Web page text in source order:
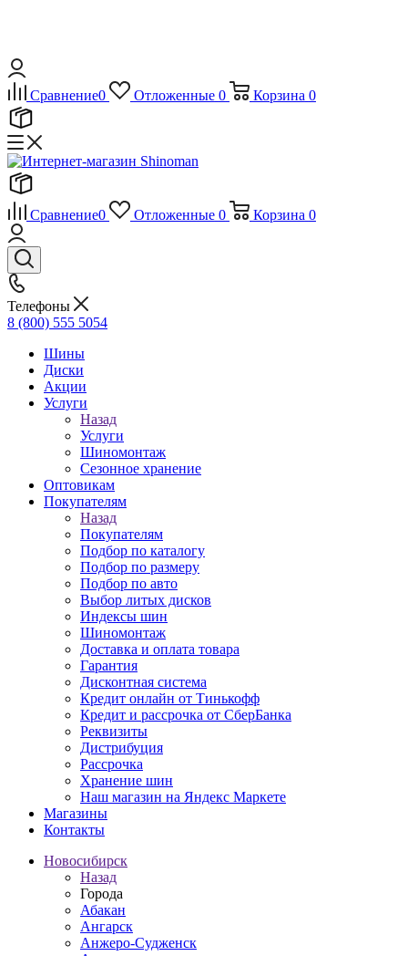
Сравнение0 Отложенные 0 Корзина 0
Сравнение0 Отложенные 0 Корзина 0
Телефоны
8 (800) 555 5054
Шины
Диски
Акции
Услуги
Назад
Услуги
Шиномонтаж
Сезонное хранение
Оптовикам
Покупателям
Назад
Покупателям
Подбор по каталогу
Подбор по размеру
Подбор по авто
Выбор литых дисков
Индексы шин
Шиномонтаж
Доставка и оплата товара
Гарантия
Дисконтная система
Кредит онлайн от Тинькофф
Кредит и рассрочка от СберБанка
Реквизиты
Дистрибуция
Рассрочка
Хранение шин
Наш магазин на Яндекс Маркете
Магазины
Контакты
Новосибирск
Назад
Города
Абакан
Ангарск
Анжеро-Судженск